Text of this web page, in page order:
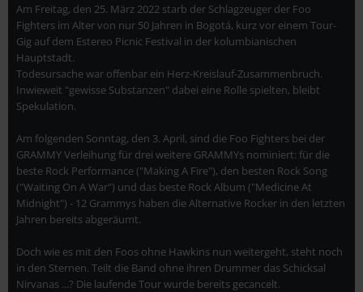
Am Freitag, den 25. März 2022 starb der Schlagzeuger der Foo
Fighters im Alter von nur 50 Jahren in Bogotá, kurz vor einem Tour-
Gig auf dem Estereo Picnic Festival in der kolumbianischen
Hauptstadt.
Todesursache war offenbar ein Herz-Kreislauf-Zusammenbruch.
Inwieweit "gewisse Substanzen" dabei eine Rolle spielten, bleibt
Spekulation.
Am folgenden Sonntag, den 3. April, sind die Foo Fighters bei der
GRAMMY Verleihung für drei weitere GRAMMYs nominiert: für die
beste Rock Performance ("Making A Fire"), den besten Rock Song
("Waiting On A War") und das beste Rock Album ("Medicine At
Midnight") - 12 Grammys haben die Alternative Rocker in den letzten
Jahren bereits abgeräumt.
Doch wie es mit den Foos ohne Hawkins nun weitergeht, steht noch
in den Sternen. Teilt die Band ohne ihren Drummer das Schicksal
Nirvanas ...? Die laufende Tour wurde bereits gecancelt.